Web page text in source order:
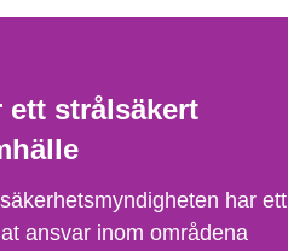
ett strålsäkert
har ett
ansvar inom områdena